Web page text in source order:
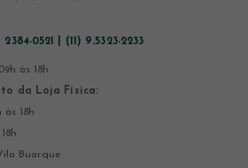
2384-0521 | (11) 9.5323-2233
às 18h
da Loja Física:
18h
Buarque